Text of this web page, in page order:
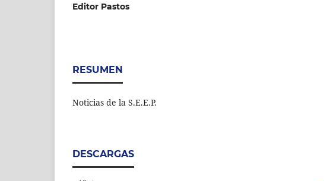
Editor Pastos
RESUMEN
Noticias de la S.E.E.P.
DESCARGAS